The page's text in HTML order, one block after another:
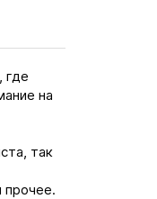
где
на
так
прочее.